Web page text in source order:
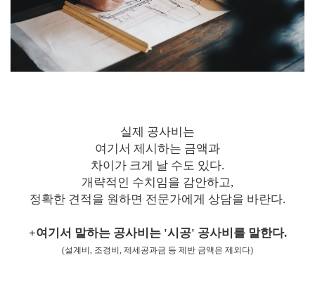
실제 공사비는
여기서 제시하는 금액과
차이가 크게 날 수도 있다.
개략적인 수치임을 감안하고,
정확한 견적을 원하면 전문가에게 상담을 바란다.
+여기서 말하는 공사비는 '시공' 공사비를 말한다.
(설계비, 조경비, 제세공과금 등 제반 금액은 제외다)